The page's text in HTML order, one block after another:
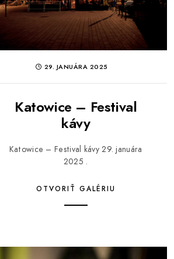
29. JANUÁRA 2025
Katowice – Festival
kávy
Katowice – Festival kávy 29. januára
2025 .
OTVORIŤ GALÉRIU